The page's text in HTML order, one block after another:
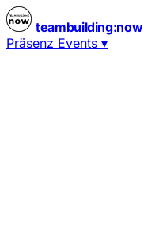
teambuilding:now
Präsenz Events ▾